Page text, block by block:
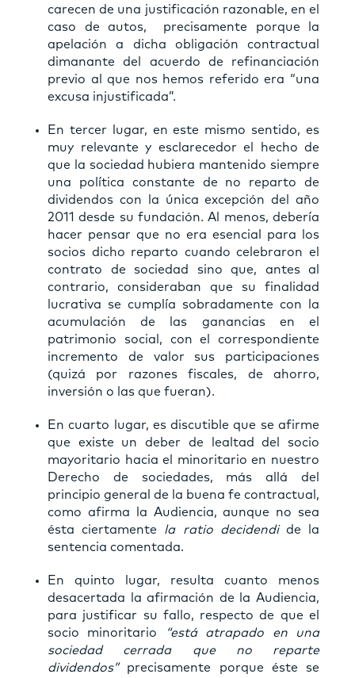
carecen de una justificación razonable, en el
caso de autos, precisamente porque la
apelación a dicha obligación contractual
dimanante del acuerdo de refinanciación
previo al que nos hemos referido era “una
excusa injustificada”.
En tercer lugar, en este mismo sentido, es
muy relevante y esclarecedor el hecho de
que la sociedad hubiera mantenido siempre
una política constante de no reparto de
dividendos con la única excepción del año
2011 desde su fundación. Al menos, debería
hacer pensar que no era esencial para los
socios dicho reparto cuando celebraron el
contrato de sociedad sino que, antes al
contrario, consideraban que su finalidad
lucrativa se cumplía sobradamente con la
acumulación de las ganancias en el
patrimonio social, con el correspondiente
incremento de valor sus participaciones
(quizá por razones fiscales, de ahorro,
inversión o las que fueran).
En cuarto lugar, es discutible que se afirme
que existe un deber de lealtad del socio
mayoritario hacia el minoritario en nuestro
Derecho de sociedades, más allá del
principio general de la buena fe contractual,
como afirma la Audiencia, aunque no sea
ésta ciertamente la ratio decidendide la
sentencia comentada.
En quinto lugar, resulta cuanto menos
desacertada la afirmación de la Audiencia,
para justificar su fallo, respecto de que el
socio minoritario
“está atrapado en una
sociedad cerrada que no reparte
dividendos”precisamente porque éste se